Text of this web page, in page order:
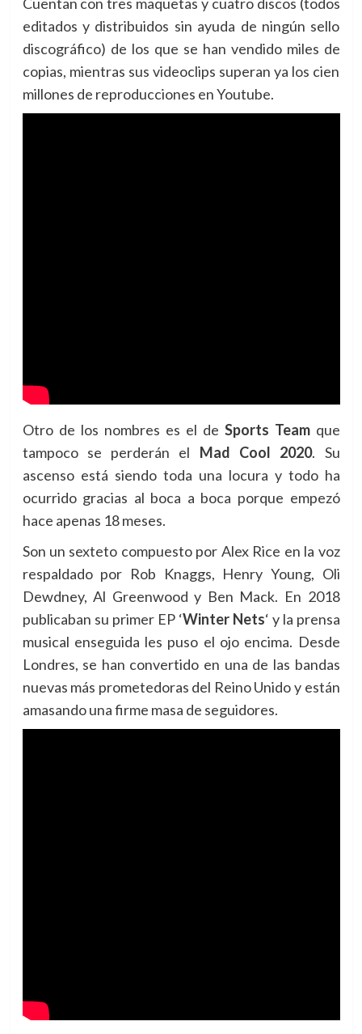
editados y distribuidos sin ayuda de ningún sello
discográfico) de los que se han vendido miles de
copias, mientras sus videoclips superan ya los cien
millones de reproducciones en Youtube.
Otro de los nombres es el de Sports Teamque
tampoco se perderán el Mad Cool 2020. Su
ascenso está siendo toda una locura y todo ha
ocurrido gracias al boca a boca porque empezó
hace apenas 18 meses.
Son un sexteto compuesto por Alex Rice en la voz
respaldado por Rob Knaggs, Henry Young, Oli
Dewdney, Al Greenwood y Ben Mack. En 2018
publicaban su primer EP ‘Winter Nets‘ y la prensa
musical enseguida les puso el ojo encima. Desde
Londres, se han convertido en una de las bandas
nuevas más prometedoras del Reino Unido y están
amasando una firme masa de seguidores.